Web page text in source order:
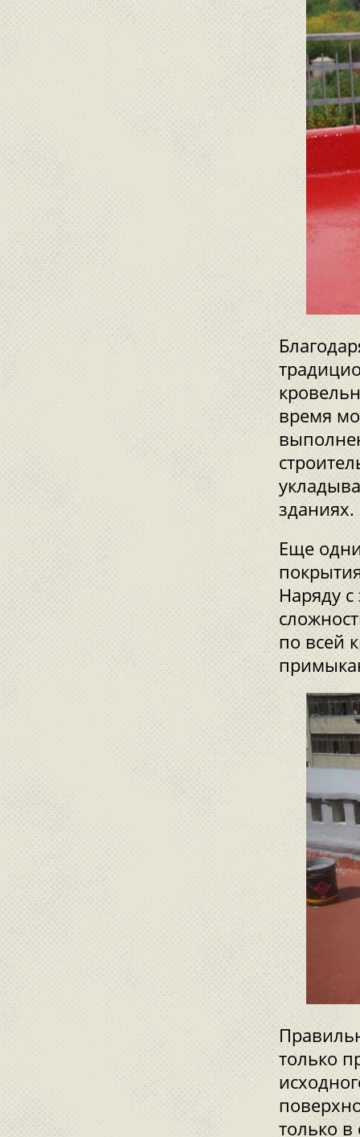
время
зданиях.
Еще
Наряду
по всей
только
только